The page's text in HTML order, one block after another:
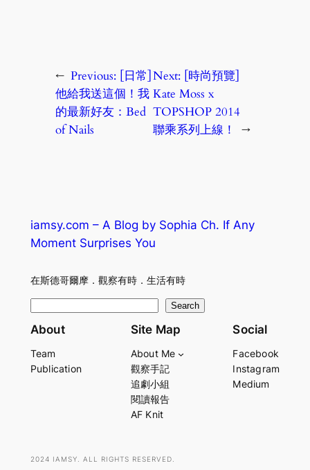
← Previous: [日常]
他給我送這個！我
的最新好友：Bed
of Nails
Next: [時尚預覽]
Kate Moss x
TOPSHOP 2014
聯乘系列上線！
→
iamsy.com – A Blog by Sophia Ch. If Any
Moment Surprises You
在斯德哥爾摩．觀察有時．生活有時
e
r
Search
About
Team
Publication
Site Map
About Me
觀察手記
追劇小組
閱讀報告
AF Knit
Social
Facebook
Instagram
Medium
2024 IAMSY. ALL RIGHTS RESERVED.